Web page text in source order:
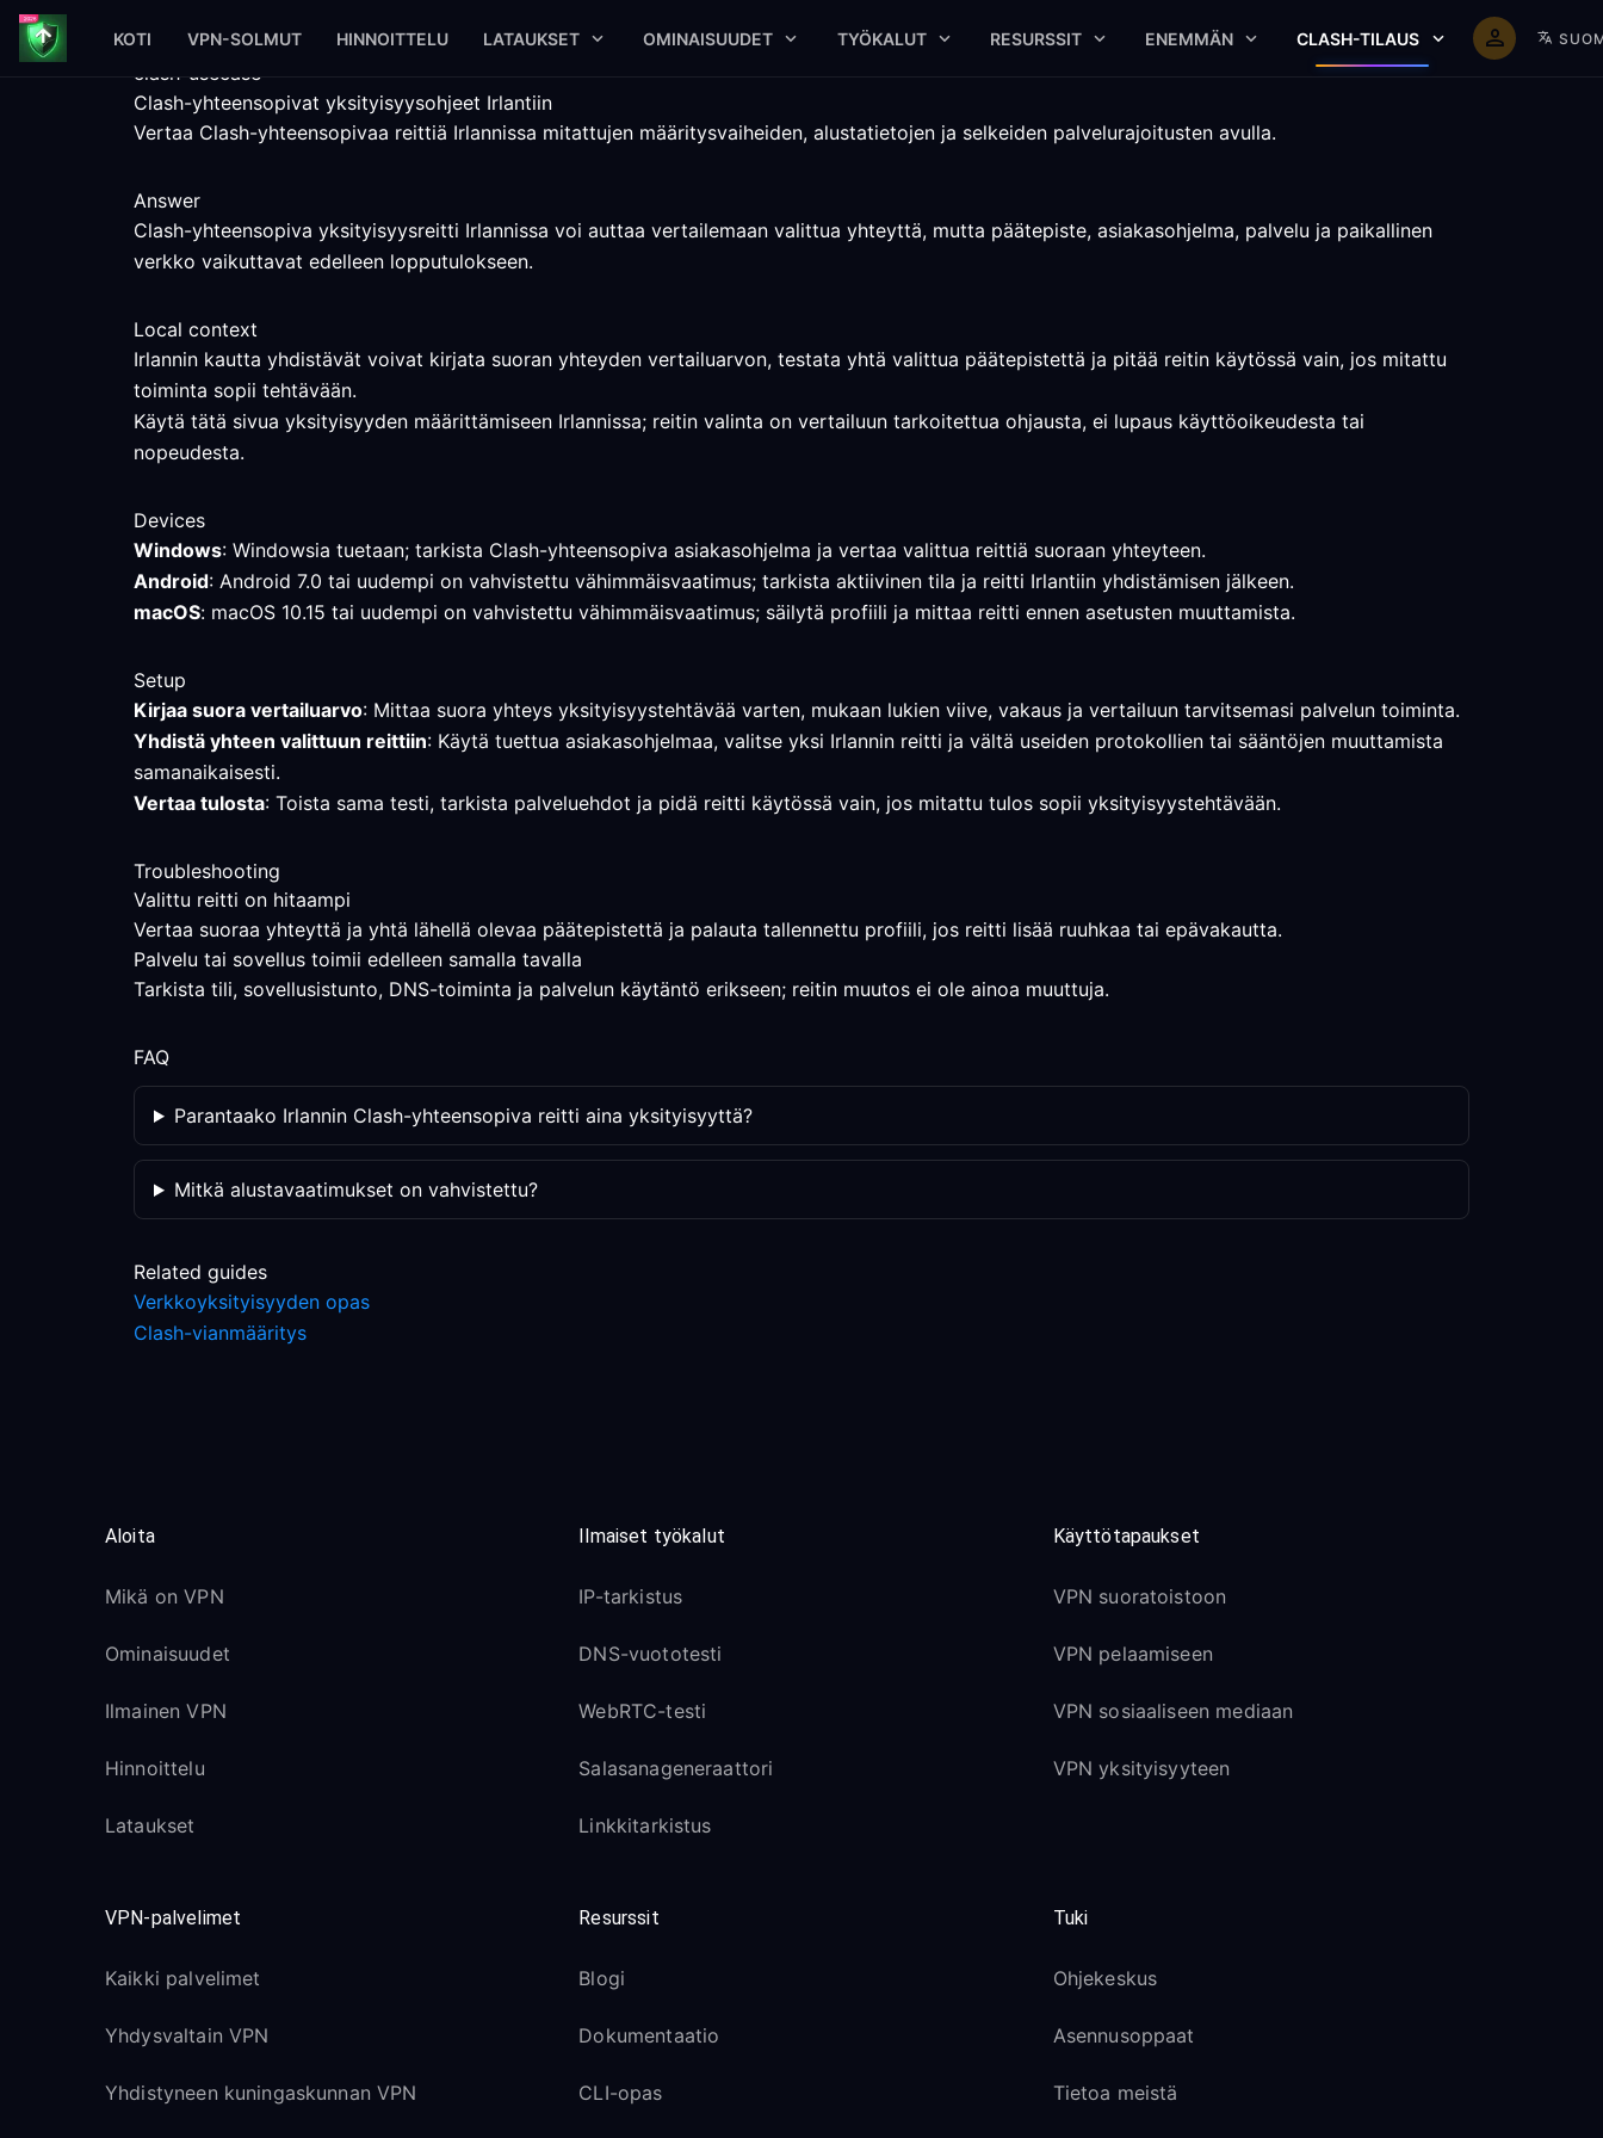
KOTI VPN-SOLMUT HINNOITTELU LATAUKSET OMINAISUUDET TYÖKALUT RESURSSIT ENEMMÄN CLASH-TILAUS
clash-usecase
Clash-yhteensopivat yksityisyysohjeet Irlantiin
Vertaa Clash-yhteensopivaa reittiä Irlannissa mitattujen määritysvaiheiden, alustatietojen ja selkeiden palvelurajoitusten avulla.
Answer
Clash-yhteensopiva yksityisyysreitti Irlannissa voi auttaa vertailemaan valittua yhteyttä, mutta päätepiste, asiakasohjelma, palvelu ja paikallinen
verkko vaikuttavat edelleen lopputulokseen.
Local context
Irlannin kautta yhdistävät voivat kirjata suoran yhteyden vertailuarvon, testata yhtä valittua päätepistettä ja pitää reitin käytössä vain, jos mitattu
toiminta sopii tehtävään.
Käytä tätä sivua yksityisyyden määrittämiseen Irlannissa; reitin valinta on vertailuun tarkoitettua ohjausta, ei lupaus käyttöoikeudesta tai
nopeudesta.
Devices
Windows: Windowsia tuetaan; tarkista Clash-yhteensopiva asiakasohjelma ja vertaa valittua reittiä suoraan yhteyteen.
Android: Android 7.0 tai uudempi on vahvistettu vähimmäisvaatimus; tarkista aktiivinen tila ja reitti Irlantiin yhdistämisen jälkeen.
macOS: macOS 10.15 tai uudempi on vahvistettu vähimmäisvaatimus; säilytä profiili ja mittaa reitti ennen asetusten muuttamista.
Setup
Kirjaa suora vertailuarvo: Mittaa suora yhteys yksityisyystehtävää varten, mukaan lukien viive, vakaus ja vertailuun tarvitsemasi palvelun toiminta.
Yhdistä yhteen valittuun reittiin: Käytä tuettua asiakasohjelmaa, valitse yksi Irlannin reitti ja vältä useiden protokollien tai sääntöjen muuttamista
samanaikaisesti.
Vertaa tulosta: Toista sama testi, tarkista palveluehdot ja pidä reitti käytössä vain, jos mitattu tulos sopii yksityisyystehtävään.
Troubleshooting
Valittu reitti on hitaampi
Vertaa suoraa yhteyttä ja yhtä lähellä olevaa päätepistettä ja palauta tallennettu profiili, jos reitti lisää ruuhkaa tai epävakautta.
Palvelu tai sovellus toimii edelleen samalla tavalla
Tarkista tili, sovellusistunto, DNS-toiminta ja palvelun käytäntö erikseen; reitin muutos ei ole ainoa muuttuja.
FAQ
Parantaako Irlannin Clash-yhteensopiva reitti aina yksityisyyttä?
Mitkä alustavaatimukset on vahvistettu?
Related guides
Verkkoyksityisyyden opas
Clash-vianmääritys
Aloita
Mikä on VPN
Ominaisuudet
Ilmainen VPN
Hinnoittelu
Lataukset
Ilmaiset työkalut
IP-tarkistus
DNS-vuototesti
WebRTC-testi
Salasanageneraattori
Linkkitarkistus
Käyttötapaukset
VPN suoratoistoon
VPN pelaamiseen
VPN sosiaaliseen mediaan
VPN yksityisyyteen
VPN-palvelimet
Kaikki palvelimet
Yhdysvaltain VPN
Yhdistyneen kuningaskunnan VPN
Resurssit
Blogi
Dokumentaatio
CLI-opas
Tuki
Ohjekeskus
Asennusoppaat
Tietoa meistä